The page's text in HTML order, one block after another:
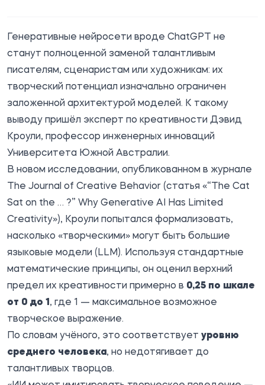
Генеративные нейросети вроде ChatGPT не
станут полноценной заменой талантливым
писателям, сценаристам или художникам: их
творческий потенциал изначально ограничен
заложенной архитектурой моделей. К такому
выводу пришёл эксперт по креативности Дэвид
Кроули, профессор инженерных инноваций
Университета Южной Австралии.
В новом исследовании, опубликованном в журнале
The Journal of Creative Behavior (статья «“The Cat
Sat on the … ?” Why Generative AI Has Limited
Creativity»), Кроули попытался формализовать,
насколько «творческими» могут быть большие
языковые модели (LLM). Используя стандартные
математические принципы, он оценил верхний
предел их креативности примерно в 0,25 по шкале
от 0 до 1 , где 1 — максимальное возможное
творческое выражение.
По словам учёного, это соответствует уровню
среднего человека, но недотягивает до
талантливых творцов.